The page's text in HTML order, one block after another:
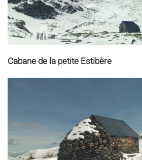
Cabane de la petite Estibère